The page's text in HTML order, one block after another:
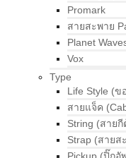
Promark
สายสะพาย
Planet
Vox
Type
Life Style (ข
สายแจ็ค
String (สายกี
Strap (สายส